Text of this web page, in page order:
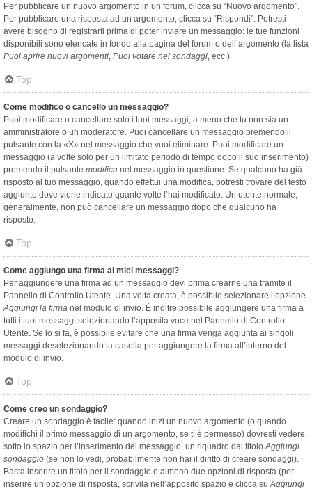
Per pubblicare un nuovo argomento in un forum, clicca su “Nuovo argomento”.
Per pubblicare una risposta ad un argomento, clicca su “Rispondi”. Potresti
avere bisogno di registrarti prima di poter inviare un messaggio: le tue funzioni
disponibili sono elencate in fondo alla pagina del forum o dell’argomento (la lista
Puoi aprire nuovi argomenti, Puoi votare nei sondaggi, ecc.).
Top
Come modifico o cancello un messaggio?
Puoi modificare o cancellare solo i tuoi messaggi, a meno che tu non sia un
amministratore o un moderatore. Puoi cancellare un messaggio premendo il
pulsante con la «X» nel messaggio che vuoi eliminare. Puoi modificare un
messaggio (a volte solo per un limitato periodo di tempo dopo il suo inserimento)
premendo il pulsante modifica nel messaggio in questione. Se qualcuno ha già
risposto al tuo messaggio, quando effettui una modifica, potresti trovare del testo
aggiunto dove viene indicato quante volte l’hai modificato. Un utente normale,
generalmente, non può cancellare un messaggio dopo che qualcuno ha
risposto.
Top
Come aggiungo una firma ai miei messaggi?
Per aggiungere una firma ad un messaggio devi prima crearne una tramite il
Pannello di Controllo Utente. Una volta creata, è possibile selezionare l’opzione
Aggiungi la firma nel modulo di invio. È inoltre possibile aggiungere una firma a
tutti i tuoi messaggi selezionando l’apposita voce nel Pannello di Controllo
Utente. Se lo si fa, è possibile evitare che una firma venga aggiunta ai singoli
messaggi deselezionando la casella per aggiungere la firma all’interno del
modulo di invio.
Top
Come creo un sondaggio?
Creare un sondaggio è facile: quando inizi un nuovo argomento (o quando
modifichi il primo messaggio di un argomento, se ti è permesso) dovresti vedere,
sotto lo spazio per l’inserimento del messaggio, un riquadro dal titoloAggiungi
sondaggio (se non lo vedi, probabilmente non hai il diritto di creare sondaggi).
Basta inserire un titolo per il sondaggio e almeno due opzioni di risposta (per
inserire un’opzione di risposta, scrivila nell’apposito spazio e clicca suAggiungi